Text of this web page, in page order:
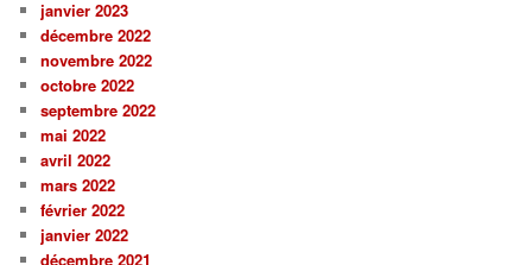
janvier 2023
décembre 2022
novembre 2022
octobre 2022
septembre 2022
mai 2022
avril 2022
mars 2022
février 2022
janvier 2022
décembre 2021